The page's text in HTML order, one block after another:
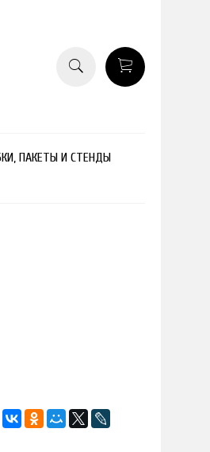
ПАКЕТЫ И СТЕНДЫ